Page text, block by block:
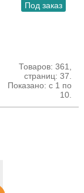
Под заказ
Товаров: 361,
страниц: 37.
Показано: с 1 по
10.